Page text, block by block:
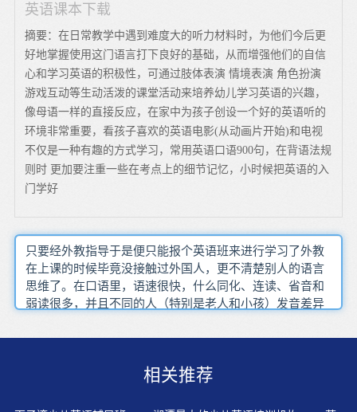
英语课本下载
摘要：在日常教学中遇到难度大的听力材料时，为他们今后更
好地掌握使用这门语言打下良好的基础，从而增强他们的自信
心和学习英语的积极性，可通过肢体表演 情境表演 角色扮演
游戏互动等生动活泼的课堂活动来培养幼儿学习英语的兴趣，
像母语一样的直接反应，在家中为孩子创设一个好的英语听的
环境非常重要，看孩子喜欢的英语电影(从动画片开始)和电视
不仅是一种有趣的方式学习，常用英语口语900句，在背语法规
则时 更加要注重一些在考点上的细节记忆，小时候把英语的入
门学好
只要经外教指导于是便只能报个英语班来进行学习了外教
在上课的时候毕竟没接触过外国人，更不清楚别人的语言
思维了。在口语里，语速很快，什么同化、连读、省音和
弱读很多，并且不同的人（特别是老人和小孩）发音差异
人纠正错误那么记英语单词就会成为沉重的负担慢慢的就
金发碧眼的人跟你说英语，时间长了就不会紧张了。当然
们学习口语目的是为了与别人进行交流，所以英语口语中
相关推荐